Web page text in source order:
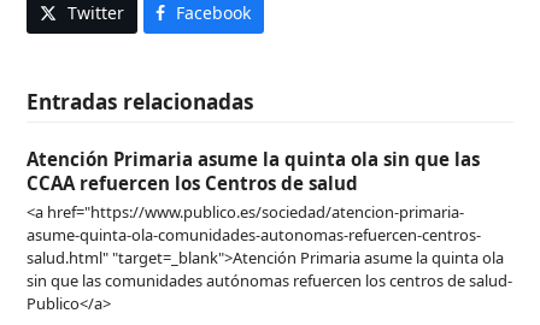
Twitter Facebook
Entradas relacionadas
Atención Primaria asume la quinta ola sin que las
CCAA refuercen los Centros de salud
<a href="https://www.publico.es/sociedad/atencion-primaria-
asume-quinta-ola-comunidades-autonomas-refuercen-centros-
salud.html" "target=_blank">Atención Primaria asume la quinta ola
sin que las comunidades autónomas refuercen los centros de salud-
Publico</a>